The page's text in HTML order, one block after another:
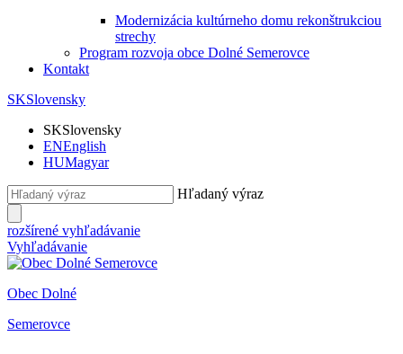
Modernizácia kultúrneho domu rekonštrukciou
strechy
Program rozvoja obce Dolné Semerovce
Kontakt
SKSlovensky
SKSlovensky
ENEnglish
HUMagyar
Hľadaný výraz
rozšírené vyhľadávanie
Vyhľadávanie
Obec Dolné
Semerovce